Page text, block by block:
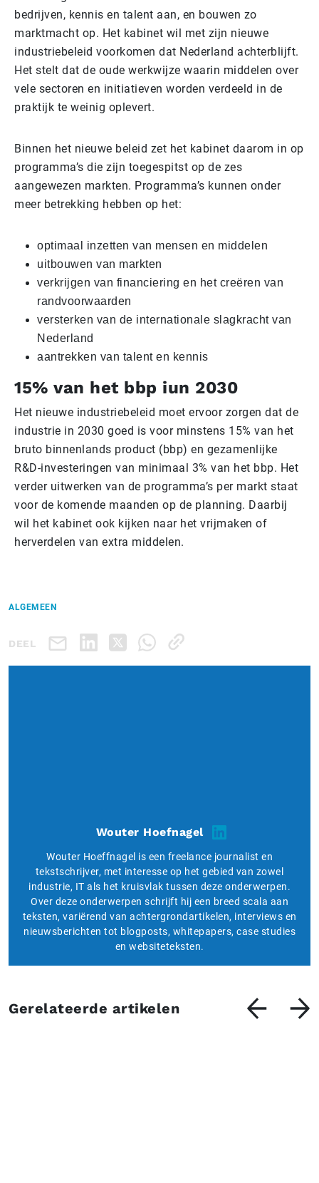
bedrijven, kennis en talent aan, en bouwen zo
marktmacht op. Het kabinet wil met zijn nieuwe
industriebeleid voorkomen dat Nederland achterblijft.
Het stelt dat de oude werkwijze waarin middelen over
vele sectoren en initiatieven worden verdeeld in de
praktijk te weinig oplevert.
Binnen het nieuwe beleid zet het kabinet daarom in op
programma’s die zijn toegespitst op de zes
aangewezen markten. Programma’s kunnen onder
meer betrekking hebben op het:
optimaal inzetten van mensen en middelen
uitbouwen van markten
verkrijgen van financiering en het creëren van
randvoorwaarden
versterken van de internationale slagkracht van
Nederland
aantrekken van talent en kennis
15% van het bbp iun 2030
Het nieuwe industriebeleid moet ervoor zorgen dat de
industrie in 2030 goed is voor minstens 15% van het
bruto binnenlands product (bbp) en gezamenlijke
R&D-investeringen van minimaal 3% van het bbp. Het
verder uitwerken van de programma’s per markt staat
voor de komende maanden op de planning. Daarbij
wil het kabinet ook kijken naar het vrijmaken of
herverdelen van extra middelen.
ALGEMEEN
DEEL
Wouter Hoefnagel
Wouter Hoeffnagel is een freelance journalist en
tekstschrijver, met interesse op het gebied van zowel
industrie, IT als het kruisvlak tussen deze onderwerpen.
Over deze onderwerpen schrijft hij een breed scala aan
teksten, variërend van achtergrondartikelen, interviews en
nieuwsberichten tot blogposts, whitepapers, case studies
en websiteteksten.
Gerelateerde artikelen